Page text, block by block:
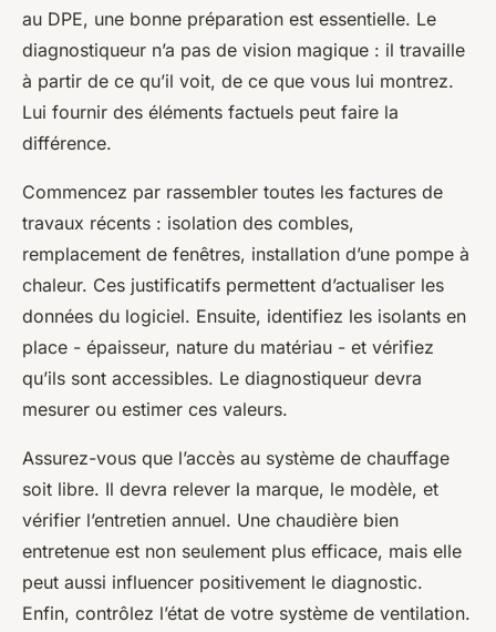
au DPE, une bonne préparation est essentielle. Le
diagnostiqueur n’a pas de vision magique : il travaille
à partir de ce qu’il voit, de ce que vous lui montrez.
Lui fournir des éléments factuels peut faire la
différence.
Commencez par rassembler toutes les factures de
travaux récents : isolation des combles,
remplacement de fenêtres, installation d’une pompe à
chaleur. Ces justificatifs permettent d’actualiser les
données du logiciel. Ensuite, identifiez les isolants en
place - épaisseur, nature du matériau - et vérifiez
qu’ils sont accessibles. Le diagnostiqueur devra
mesurer ou estimer ces valeurs.
Assurez-vous que l’accès au système de chauffage
soit libre. Il devra relever la marque, le modèle, et
vérifier l’entretien annuel. Une chaudière bien
entretenue est non seulement plus efficace, mais elle
peut aussi influencer positivement le diagnostic.
Enfin, contrôlez l’état de votre système de ventilation.